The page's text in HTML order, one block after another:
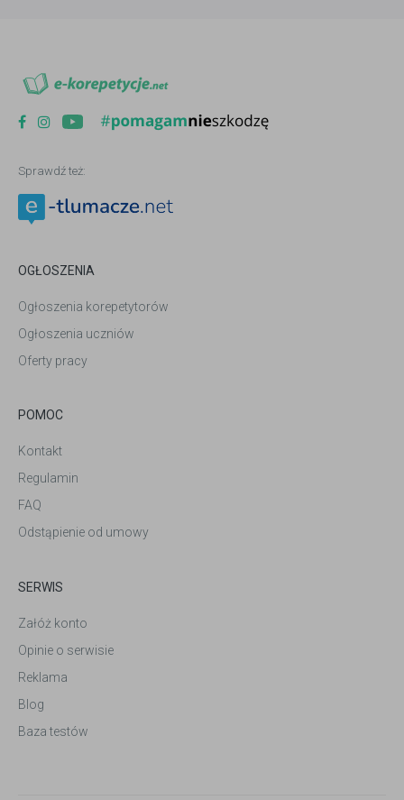
Sprawdź też:
OGŁOSZENIA
Ogłoszenia korepetytorów
Ogłoszenia uczniów
Oferty pracy
POMOC
Kontakt
Regulamin
FAQ
Odstąpienie od umowy
SERWIS
Załóż konto
Opinie o serwisie
Reklama
Blog
Baza testów